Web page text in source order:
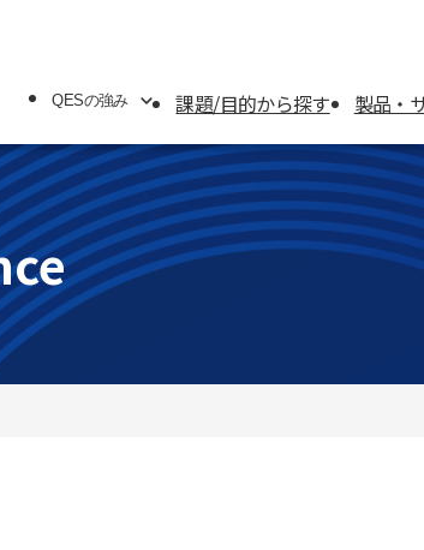
QESの強み
の強み
テムソリューション
ィスソリューション
課題/目的から探す 製品・